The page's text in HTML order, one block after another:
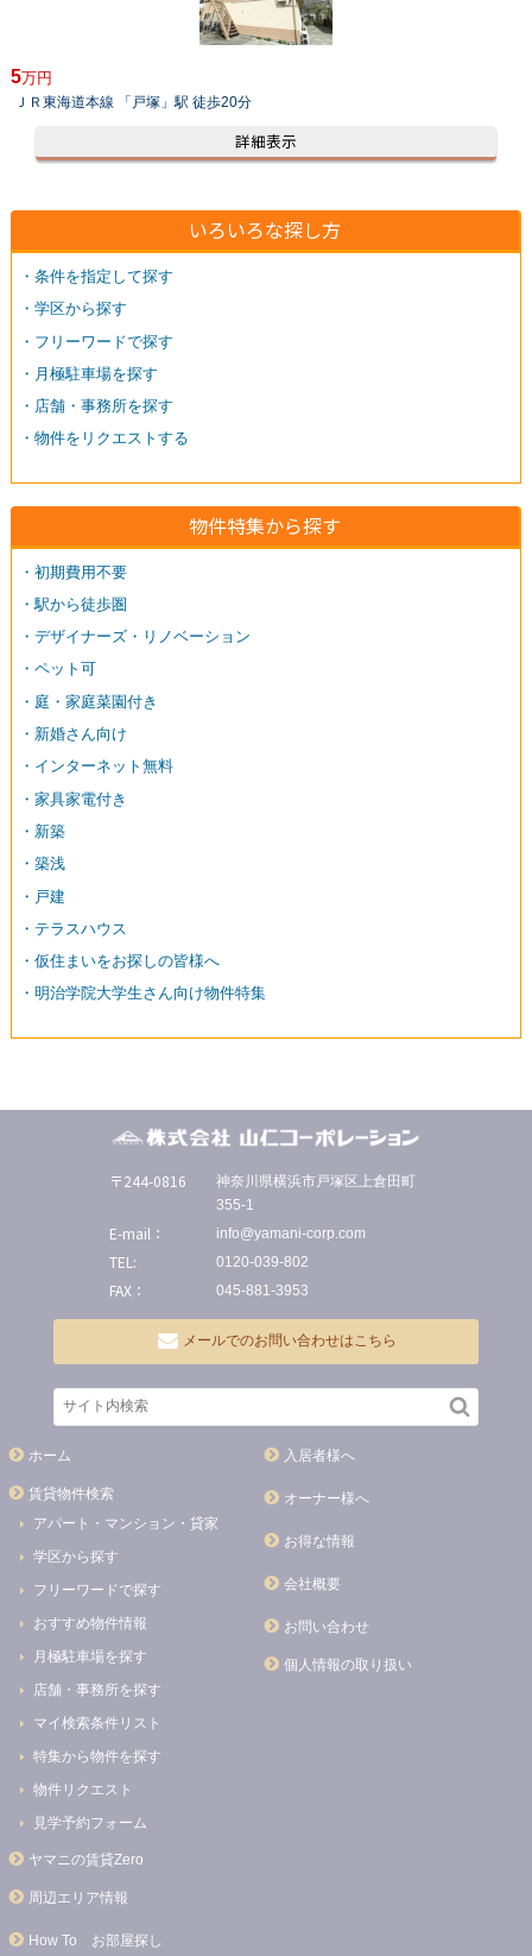
5万円
ＪＲ東海道本線 「戸塚」駅 徒歩20分
詳細表示
いろいろな探し方
・条件を指定して探す
・学区から探す
・フリーワードで探す
・月極駐車場を探す
・店舗・事務所を探す
・物件をリクエストする
物件特集から探す
・初期費用不要
・駅から徒歩圏
・デザイナーズ・リノベーション
・ペット可
・庭・家庭菜園付き
・新婚さん向け
・インターネット無料
・家具家電付き
・新築
・築浅
・戸建
・テラスハウス
・仮住まいをお探しの皆様へ
・明治学院大学生さん向け物件特集
〒244-0816
神奈川県横浜市戸塚区上倉田町
355-1
E-mail： info@yamani-corp.com
TEL: 0120-039-802
FAX： 045-881-3953
メールでのお問い合わせはこちら
ホーム
賃貸物件検索
アパート・マンション・貸家
学区から探す
フリーワードで探す
おすすめ物件情報
月極駐車場を探す
店舗・事務所を探す
マイ検索条件リスト
特集から物件を探す
物件リクエスト
見学予約フォーム
ヤマニの賃貸Zero
周辺エリア情報
How To お部屋探し
入居者様へ
オーナー様へ
お得な情報
会社概要
お問い合わせ
個人情報の取り扱い